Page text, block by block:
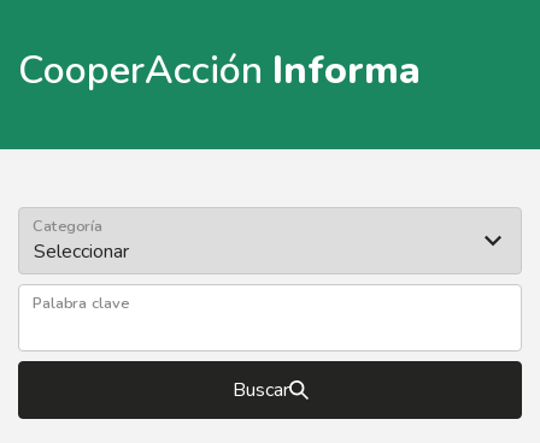
CooperAcción Informa
Categoría
Palabra clave
Buscar